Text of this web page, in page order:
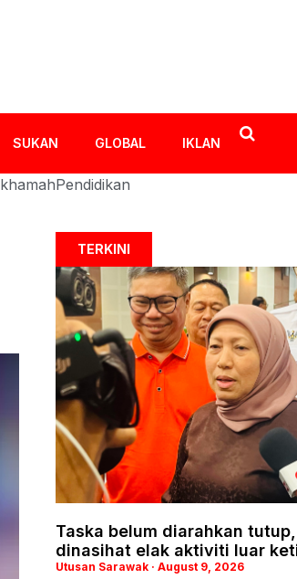
SUKAN GLOBAL IKLAN
Pendidikan
TERKINI
Taska belum diarahkan
dinasihat elak aktiviti luar
Utusan Sarawak August 9, 2026